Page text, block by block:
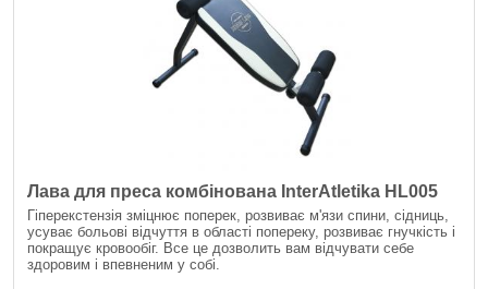
Лава для преса комбінована InterAtletika HL005
Гіперекстензія зміцнює поперек, розвиває м'язи спини, сідниць,
усуває больові відчуття в області попереку, розвиває гнучкість і
покращує кровообіг. Все це дозволить вам відчувати себе
здоровим і впевненим у собі.